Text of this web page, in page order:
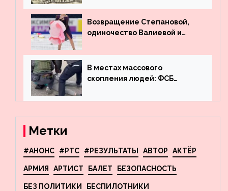
деньги из американского
госдолга
Возвращение Степановой,
одиночество Валиевой и
что обсуждают в мире
фигурного катания
В местах массового
скопления людей: ФСБ
террористов, планировавших
Метки
#АНОНС #РТС #РЕЗУЛЬТАТЫ АВТОР АКТЁР
АРМИЯ АРТИСТ БАЛЕТ БЕЗОПАСНОСТЬ
БЕЗ ПОЛИТИКИ БЕСПИЛОТНИКИ